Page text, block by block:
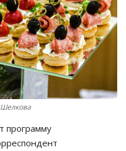
программу